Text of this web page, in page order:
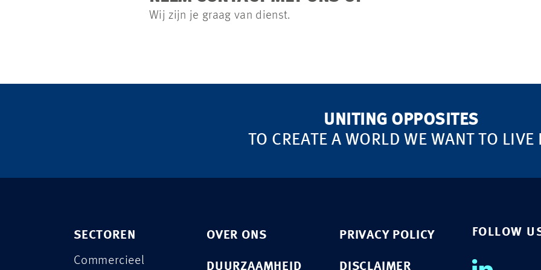
Wij zijn je graag van dienst.
UNITING OPPOSITES
TO CREATE A WORLD WE WANT TO LIVE
SECTOREN
Commercieel
OVER ONS
DUURZAAMHEID
PRIVACY POLICY
DISCLAIMER
FOLLOW